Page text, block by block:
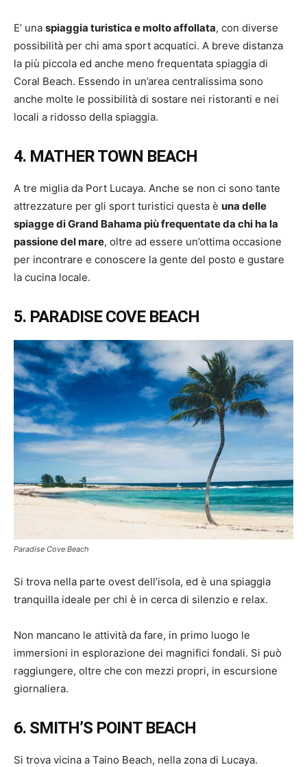
E’ una spiaggia turistica e molto affollata, con diverse
possibilità per chi ama sport acquatici. A breve distanza
la più piccola ed anche meno frequentata spiaggia di
Coral Beach. Essendo in un’area centralissima sono
anche molte le possibilità di sostare nei ristoranti e nei
locali a ridosso della spiaggia.
4. MATHER TOWN BEACH
A tre miglia da Port Lucaya. Anche se non ci sono tante
attrezzature per gli sport turistici questa è una delle
spiagge di Grand Bahama più frequentate da chi ha la
passione del mare, oltre ad essere un’ottima occasione
per incontrare e conoscere la gente del posto e gustare
la cucina locale.
5. PARADISE COVE BEACH
Paradise Cove Beach
Si trova nella parte ovest dell’isola, ed è una spiaggia
tranquilla ideale per chi è in cerca di silenzio e relax.
Non mancano le attività da fare, in primo luogo le
immersioni in esplorazione dei magnifici fondali. Si può
raggiungere, oltre che con mezzi propri, in escursione
giornaliera.
6. SMITH’S POINT BEACH
Si trova vicina a Taino Beach, nella zona di Lucaya.